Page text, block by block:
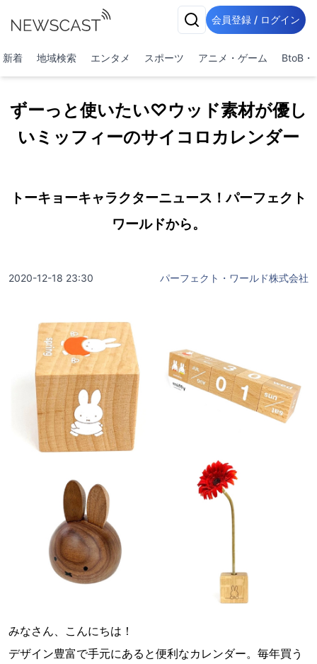
会員登録 / ログイン
新着 地域検索 エンタメ スポーツ アニメ・ゲーム BtoB・
ずーっと使いたい♡ウッド素材が優し
いミッフィーのサイコロカレンダー
トーキョーキャラクターニュース！パーフェクト
ワールドから。
2020-12-18 23:30 パーフェクト・ワールド株式会社
みなさん、こんにちは！
デザイン豊富で手元にあると便利なカレンダー。毎年買う